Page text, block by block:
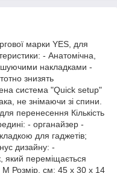
марки YES, для
- Анатомічна,
накладками -
знизять
система "Quick setup"
не знімаючи зі спини.
перенесення Кількість
- органайзер -
для гаджетів;
дизайну: -
який переміщається
M Розмір, см: 45 х 30 х 14